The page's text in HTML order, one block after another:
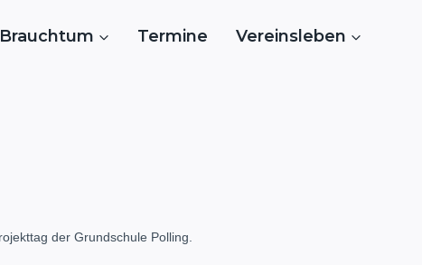
Brauchtum Termine Vereinsleben
der Grundschule Polling.